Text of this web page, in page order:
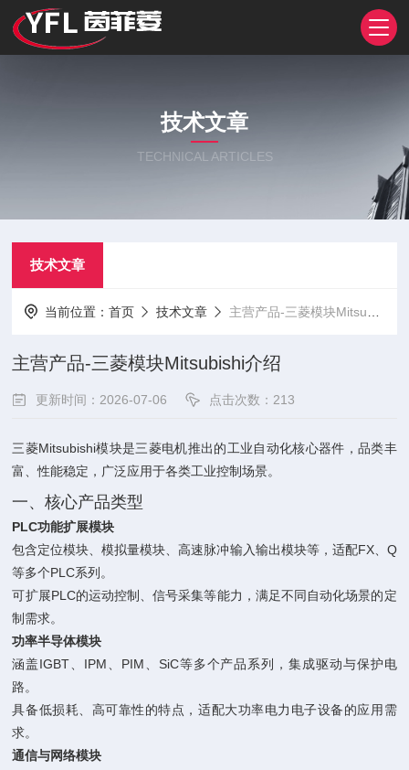
技术文章
TECHNICAL ARTICLES
技术文章
当前位置：首页 技术文章 主营产品-三菱模块Mitsubishi介绍
主营产品-三菱模块Mitsubishi介绍
更新时间：2026-07-06 点击次数：213
三菱Mitsubishi模块是三菱电机推出的工业自动化核心器件，品类丰
富、性能稳定，广泛应用于各类工业控制场景。
一、核心产品类型
PLC功能扩展模块
包含定位模块、模拟量模块、高速脉冲输入输出模块等，适配FX、Q
等多个PLC系列。
可扩展PLC的运动控制、信号采集等能力，满足不同自动化场景的定
制需求。
功率半导体模块
涵盖IGBT、IPM、PIM、SiC等多个产品系列，集成驱动与保护电
路。
具备低损耗、高可靠性的特点，适配大功率电力电子设备的应用需
求。
通信与网络模块